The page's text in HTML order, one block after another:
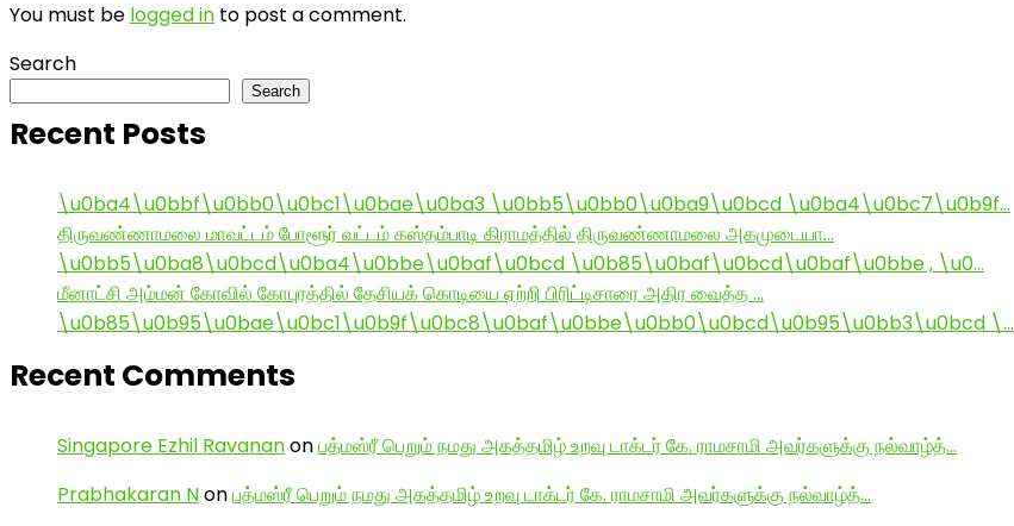
You must be logged in to post a comment.
Search
Search
Recent Posts
\u0ba4\u0bbf\u0bb0\u0bc1\u0bae\u0ba3 \u0bb5\u0bb0\u0ba9\u0bcd \u0ba4\u0bc7\u0b9f…
திருவண்ணாமலை மாவட்டம் போளூர் வட்டம் கஸ்தம்பாடி கிராமத்தில் திருவண்ணாமலை அகமுடையா…
\u0bb5\u0ba8\u0bcd\u0ba4\u0bbe\u0baf\u0bcd \u0b85\u0baf\u0bcd\u0baf\u0bbe , \u0…
மீனாட்சி அம்மன் கோவில் கோபுரத்தில் தேசியக் கொடியை ஏற்றி பிரிட்டிசாரை அதிர வைத்த …
\u0b85\u0b95\u0bae\u0bc1\u0b9f\u0bc8\u0baf\u0bbe\u0bb0\u0bcd\u0b95\u0bb3\u0bcd \…
Recent Comments
Singapore Ezhil Ravananonபத்மஸ்ரீ பெறும் நமது அகத்தமிழ் உறவு டாக்டர் கே. ராமசாமி அவர்களுக்கு நல்வாழ்த்…
Prabhakaran Nonபத்மஸ்ரீ பெறும் நமது அகத்தமிழ் உறவு டாக்டர் கே. ராமசாமி அவர்களுக்கு நல்வாழ்த்…